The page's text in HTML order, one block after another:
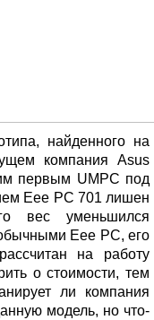
найденного на
компания Asus
первым UMPC под
Eee PC 701 лишен
вес уменьшился
Eee PC, его
на работу
о стоимости, тем
ли компания
модель, но что-